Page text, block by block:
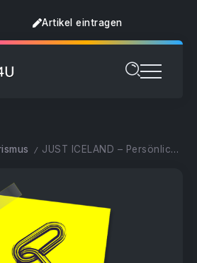
Artikel eintragen
/ JUST ICELAND – Persönlich gestaltete individuelle Island Rundreisen